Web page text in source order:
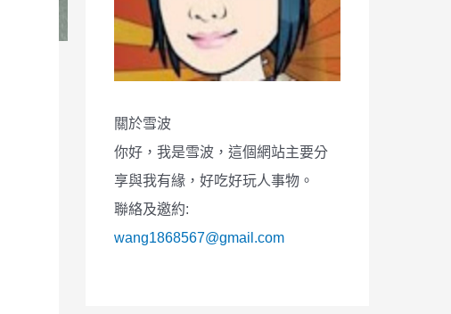
關於雪波
你好，我是雪波，這個網站主要分
享與我有緣，好吃好玩人事物。
聯絡及邀約:
wang1868567@gmail.com